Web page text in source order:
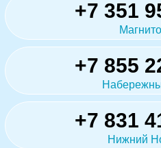
+7 351
+7 855
+7 831
Нижний